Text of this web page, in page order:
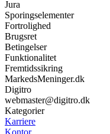
Jura
Sporingselementer
Fortrolighed
Brugsret
Betingelser
Funktionalitet
Fremtidssikring
MarkedsMeninger.dk
Digitro
webmaster@digitro.dk
Kategorier
Karriere